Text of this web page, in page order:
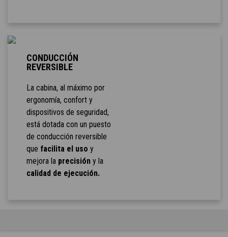
CONDUCCIÓN
REVERSIBLE
La cabina, al máximo por
ergonomía, confort y
dispositivos de seguridad,
está dotada con un puesto
de conducción reversible
que facilita el uso y
mejora la precisióny la
calidad de ejecución.